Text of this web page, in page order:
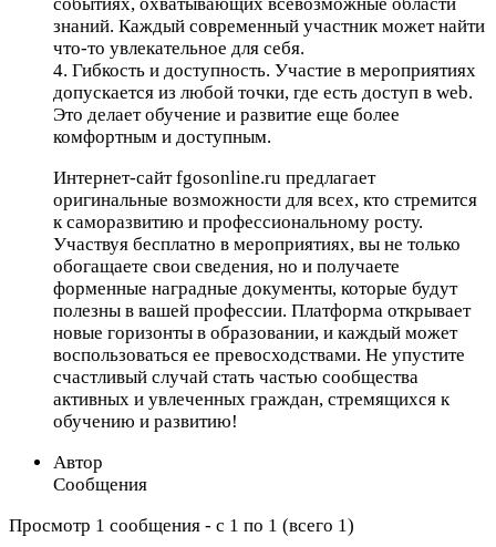
знаний. Каждый современный участник может найти
что-то увлекательное для себя.
4. Гибкость и доступность. Участие в мероприятиях
допускается из любой точки, где есть доступ в web.
Это делает обучение и развитие еще более
комфортным и доступным.
Интернет-сайт fgosonline.ru предлагает
оригинальные возможности для всех, кто стремится
к саморазвитию и профессиональному росту.
Участвуя бесплатно в мероприятиях, вы не только
обогащаете свои сведения, но и получаете
форменные наградные документы, которые будут
полезны в вашей профессии. Платформа открывает
новые горизонты в образовании, и каждый может
воспользоваться ее превосходствами. Не упустите
счастливый случай стать частью сообщества
активных и увлеченных граждан, стремящихся к
обучению и развитию!
Автор
Сообщения
Просмотр 1 сообщения - с 1 по 1 (всего 1)